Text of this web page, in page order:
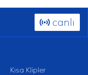
canlı
Kısa Klipler